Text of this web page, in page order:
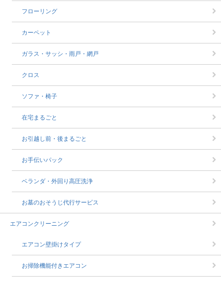
フローリング
カーペット
ガラス・サッシ・雨戸・網戸
クロス
ソファ・椅子
在宅まるごと
お引越し前・後まるごと
お手伝いパック
ベランダ・外回り高圧洗浄
お墓のおそうじ代行サービス
エアコンクリーニング
エアコン壁掛けタイプ
お掃除機能付きエアコン